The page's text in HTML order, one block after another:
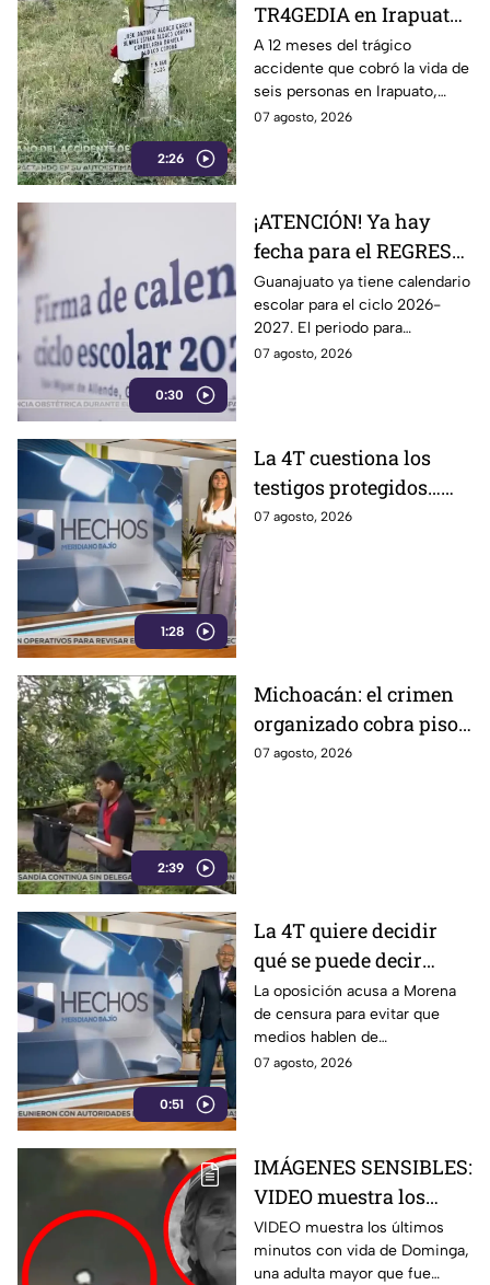
2:26
TR4GEDIA en Irapuato:
así luce hoy el lugar
donde MURI3RON seis
personas arroll4das
por el tren
A 12 meses del trágico
accidente que cobró la vida de
seis personas en Irapuato,
flores, veladoras y murales
07 agosto, 2026
0:30
¡ATENCIÓN! Ya hay
fecha para el REGRESO
A CLASES en
Guanajuato: esto marca
el calendario 2026-
2027
Guanajuato ya tiene calendario
escolar para el ciclo 2026-
2027. El periodo para
Preescolar, primaria y
07 agosto, 2026
1:28
La 4T cuestiona los
testigos protegidos…
hasta que le sirven
07 agosto, 2026
2:39
Michoacán: el crimen
organizado cobra piso
y el aguacate paga las
07 agosto, 2026
0:51
La 4T quiere decidir
qué se puede decir
sobre sus vínculos con
el narco
La oposición acusa a Morena
de censura para evitar que
medios hablen de
señalamientos de narcopolítica
07 agosto, 2026
IMÁGENES SENSIBLES:
VIDEO muestra los
últimos minutos de
Dominga, abuelita
VIDEO muestra los últimos
minutos con vida de Dominga,
una adulta mayor que fue